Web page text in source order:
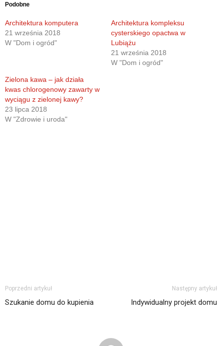
Podobne
Architektura komputera
21 września 2018
W "Dom i ogród"
Architektura kompleksu
cysterskiego opactwa w
Lubiążu
21 września 2018
W "Dom i ogród"
Zielona kawa – jak działa
kwas chlorogenowy zawarty w
wyciągu z zielonej kawy?
23 lipca 2018
W "Zdrowie i uroda"
Poprzedni artykuł
Szukanie domu do kupienia
Następny artykuł
Indywidualny projekt domu